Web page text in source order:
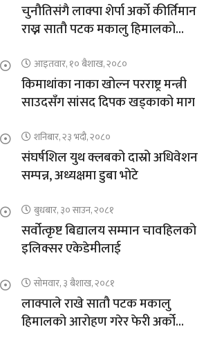
चुनौतिसंगै लाक्पा शेर्पा अर्को कीर्तिमान
राख्न सातौ पटक मकालु हिमालको
आइतवार, १० बैशाख, २०८०
किमाथांका नाका खोल्न परराष्ट्र मन्त्री
साउदसँग सांसद दिपक खड्काको माग
शनिबार, २३ भदौ, २०८०
संघर्षशिल युथ क्लबको दास्रो अधिवेशन
सम्पन्न, अध्यक्षमा डुबा भोटे
बुधबार, ३० साउन, २०८१
सर्वोत्कृष्ट बिद्यालय सम्मान चावहिलको
इलिक्सर एकेडेमीलाई
सोमवार, ३ बैशाख, २०८१
लाक्पाले राखे सातौ पटक मकालु
हिमालको आरोहण गरेर फेरी अर्को